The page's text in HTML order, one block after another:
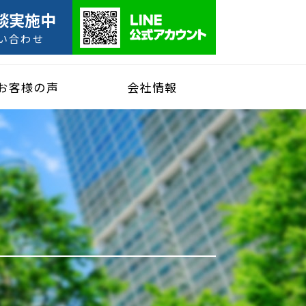
実施中
合わせ
客様の声 会社情報